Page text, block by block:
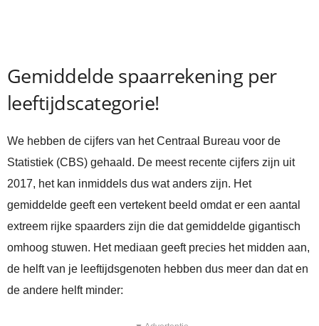
Gemiddelde spaarrekening per
leeftijdscategorie!
We hebben de cijfers van het Centraal Bureau voor de
Statistiek (CBS) gehaald. De meest recente cijfers zijn uit
2017, het kan inmiddels dus wat anders zijn. Het
gemiddelde geeft een vertekent beeld omdat er een aantal
extreem rijke spaarders zijn die dat gemiddelde gigantisch
omhoog stuwen. Het mediaan geeft precies het midden aan,
de helft van je leeftijdsgenoten hebben dus meer dan dat en
de andere helft minder: